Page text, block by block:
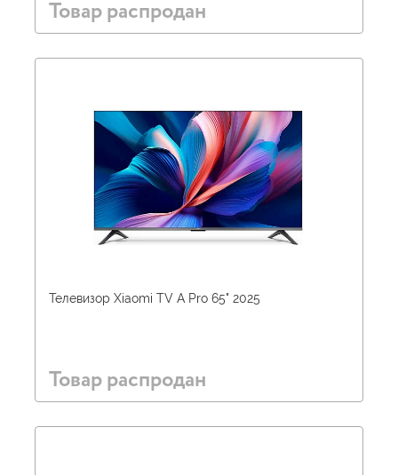
Товар распродан
Телевизор Xiaomi TV A Pro 65" 2025
Товар распродан